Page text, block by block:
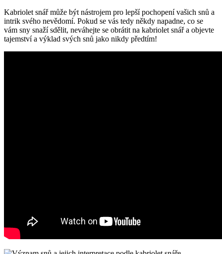
Kabriolet snář může být nástrojem pro lepší pochopení vašich snů a
intrik svého nevědomí. Pokud se vás tedy někdy napadne, co se
vám sny snaží sdělit, neváhejte se obrátit na kabriolet snář a objevte
tajemství a výklad svých snů jako nikdy předtím!